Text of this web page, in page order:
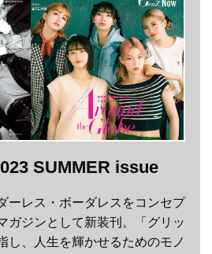
SUMMER issue
ーレス・ボーダレスをコンセプ
ガジンとして新装刊。「グリッ
し、人生を輝かせるためのモノ